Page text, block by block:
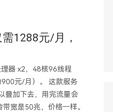
1288元/月，
器 x2，48核96线程
元/月）。 这款服务
叠加下去，用完流量会
宽是50兆，价格一样。